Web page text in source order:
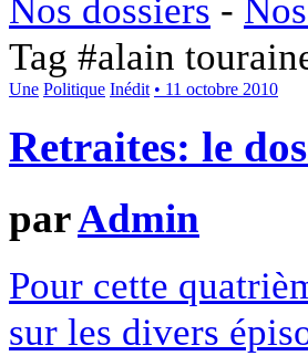
Nos dossiers -
Tag #alain
Une Politique Inédit • 11 octobre 2010
Retraites: le
parAdmin
Pour cette
sur les divers